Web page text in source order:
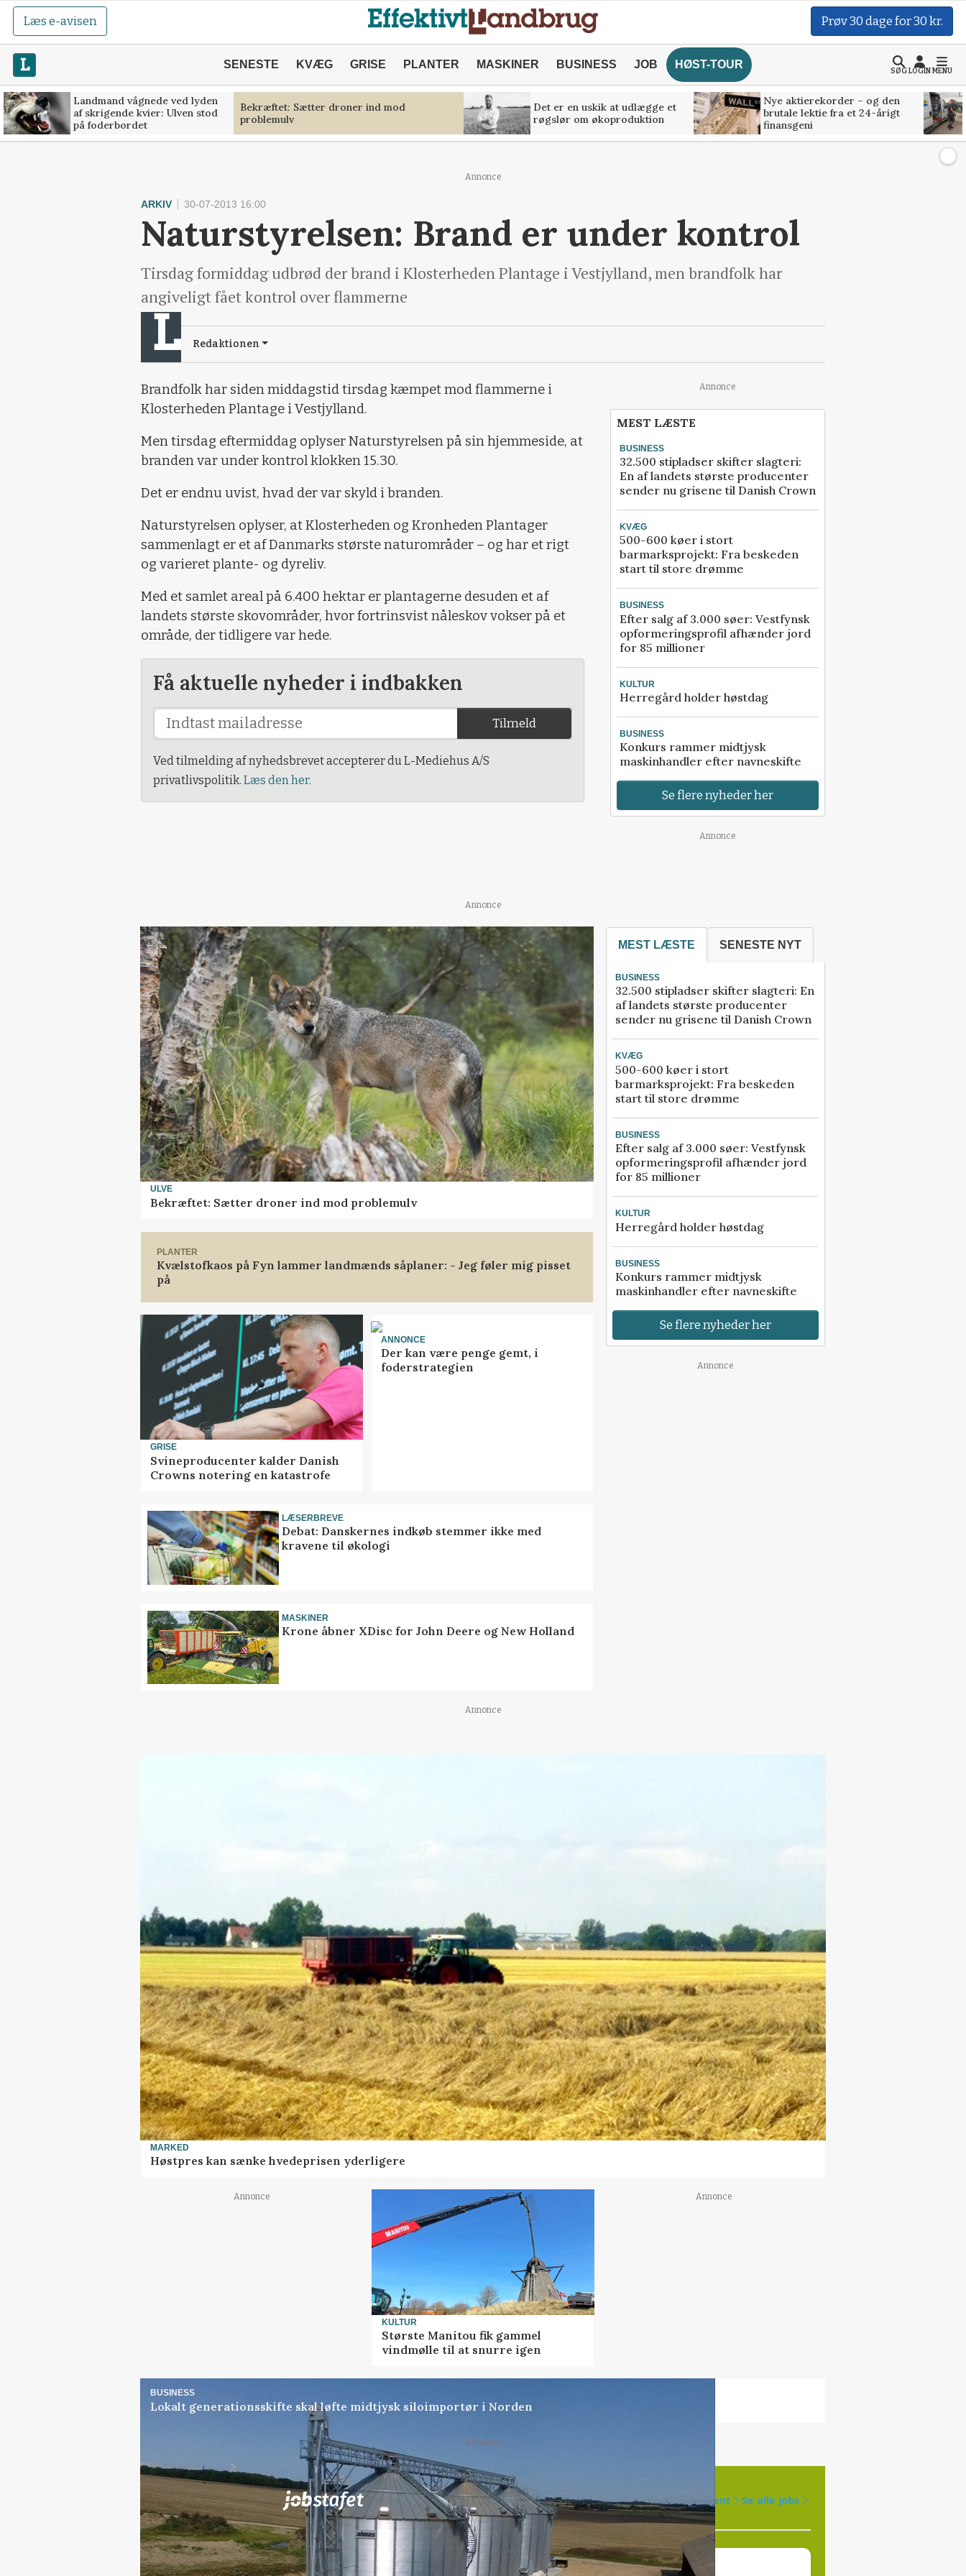
Læs e-avisen Prøv 30 dage for 30 kr.
SENESTE KVÆG GRISE PLANTER MASKINER BUSINESS JOB HØST-TOUR
SØGLOGINMENU
Landmand vågnede ved lyden
af skrigende kvier: Ulven stod
på foderbordet
Bekræftet: Sætter droner ind mod
problemulv
Det er en uskik at udlægge et
røgslør om økoproduktion
Nye aktierekorder – og den
brutale lektie fra et 24-årigt
finansgeni
Annonce
ARKIV 30-07-2013 16:00
Naturstyrelsen: Brand er under kontrol
Tirsdag formiddag udbrød der brand i Klosterheden Plantage i Vestjylland, men brandfolk har
angiveligt fået kontrol over flammerne
Redaktionen
Brandfolk har siden middagstid tirsdag kæmpet mod flammerne i
Klosterheden Plantage i Vestjylland.
Men tirsdag eftermiddag oplyser Naturstyrelsen på sin hjemmeside, at
branden var under kontrol klokken 15.30.
Det er endnu uvist, hvad der var skyld i branden.
Naturstyrelsen oplyser, at Klosterheden og Kronheden Plantager
sammenlagt er et af Danmarks største naturområder – og har et rigt
og varieret plante- og dyreliv.
Med et samlet areal på 6.400 hektar er plantagerne desuden et af
landets største skovområder, hvor fortrinsvist nåleskov vokser på et
område, der tidligere var hede.
Få aktuelle nyheder i indbakken
Tilmeld
Ved tilmelding af nyhedsbrevet accepterer du L-Mediehus A/S
privatlivspolitik. Læs den her.
Annonce
MEST LÆSTE
BUSINESS
32.500 stipladser skifter slagteri:
En af landets største producenter
sender nu grisene til Danish Crown
KVÆG
500-600 køer i stort
barmarksprojekt: Fra beskeden
start til store drømme
BUSINESS
Efter salg af 3.000 søer: Vestfynsk
opformeringsprofil afhænder jord
for 85 millioner
KULTUR
Herregård holder høstdag
BUSINESS
Konkurs rammer midtjysk
maskinhandler efter navneskifte
Se flere nyheder her
Annonce
Annonce
ULVE
Bekræftet: Sætter droner ind mod problemulv
PLANTER
Kvælstofkaos på Fyn lammer landmænds såplaner: - Jeg føler mig pisset
på
GRISE
Svineproducenter kalder Danish
Crowns notering en katastrofe
ANNONCE
Der kan være penge gemt, i
foderstrategien
LÆSERBREVE
Debat: Danskernes indkøb stemmer ikke med
kravene til økologi
MASKINER
Krone åbner XDisc for John Deere og New Holland
MEST LÆSTE SENESTE NYT
BUSINESS
32.500 stipladser skifter slagteri: En
af landets største producenter
sender nu grisene til Danish Crown
KVÆG
500-600 køer i stort
barmarksprojekt: Fra beskeden
start til store drømme
BUSINESS
Efter salg af 3.000 søer: Vestfynsk
opformeringsprofil afhænder jord
for 85 millioner
KULTUR
Herregård holder høstdag
BUSINESS
Konkurs rammer midtjysk
maskinhandler efter navneskifte
Se flere nyheder her
Annonce
Annonce
MARKED
Høstpres kan sænke hvedeprisen yderligere
Annonce
KULTUR
Største Manitou fik gammel
vindmølle til at snurre igen
Annonce
BUSINESS
Lokalt generationsskifte skal løfte midtjysk siloimportør i Norden
Annonce
Jobsi samarbejde med 79ledige stillinger Opret agent Se alle jobs
Elevplads tilbydes ved Ringkøbing / Trainee
Rørlægger / håndmand søges til